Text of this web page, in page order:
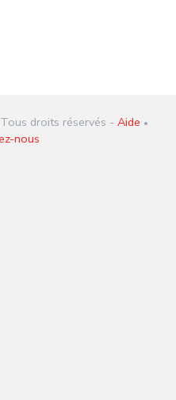
droits réservés - Aide •
nous